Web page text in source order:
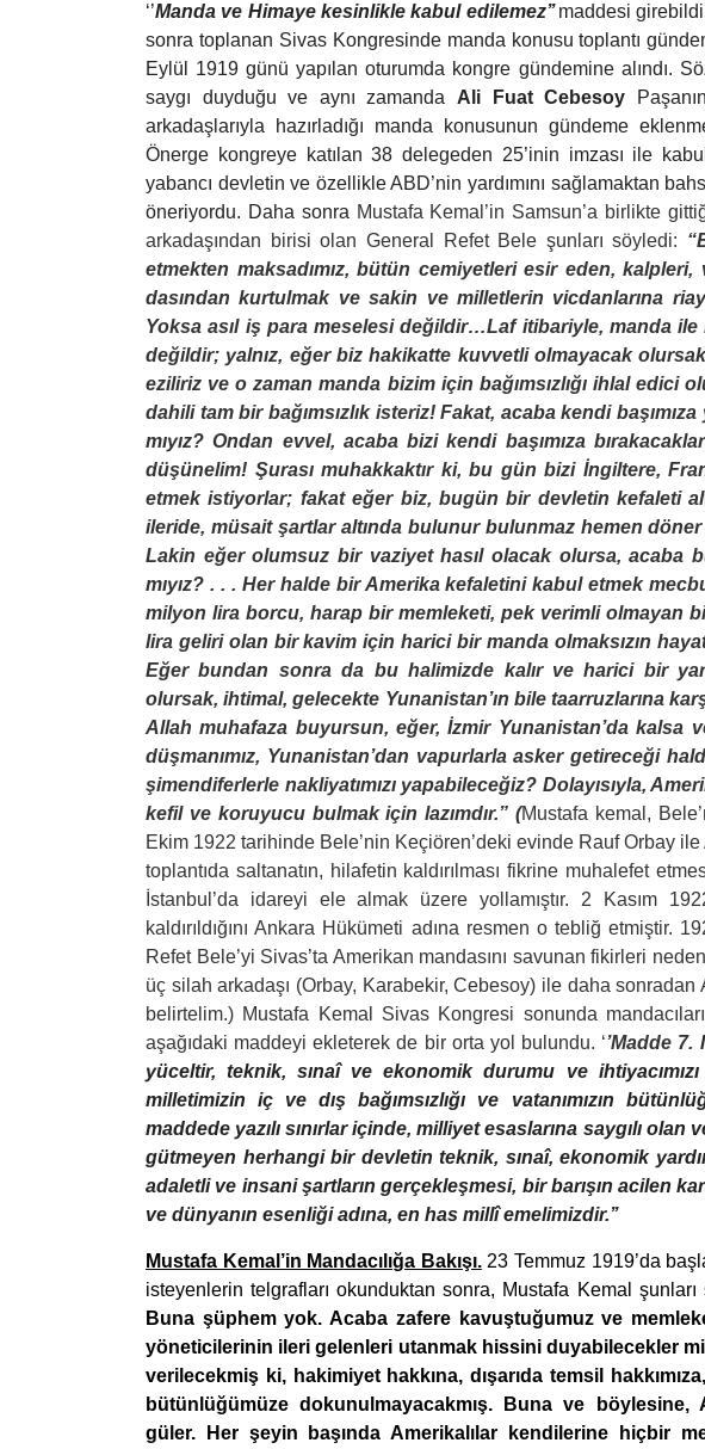
‘’Manda ve Himaye kesinlikle kabul edilemez’’maddesi
sonra toplanan Sivas Kongresinde manda konusu toplantı
Eylül 1919 günü yapılan oturumda kongre gündemine alındı.
saygı duyduğu ve aynı zamanda Ali Fuat Cebesoy
arkadaşlarıyla hazırladığı manda konusunun gündeme
Önerge kongreye katılan 38 delegeden 25’inin imzası ile
yabancı devletin ve özellikle ABD’nin yardımını sağlamaktan
öneriyordu. Daha sonra Mustafa Kemal’in Samsun’a birlikte
arkadaşından birisi olan General Refet Bele şunları söyledi:
etmekten maksa­dımız, bütün cemiyetleri esir eden,
dasından kurtulmak ve sakin ve milletlerin vicdanlarına
Yoksa asıl iş para meselesi değildir…Laf itibariyle, manda ile
değildir; yalnız, eğer biz hakikatte kuv­vetli olmayacak
eziliriz ve o zaman manda bizim için bağımsızlığı ihlal edici
dahili tam bir bağımsızlık isteriz! Fakat, acaba kendi
mıyız? Ondan evvel, acaba bizi kendi başımıza
düşünelim! Şurası muhakkaktır ki, bu­ gün bizi İngiltere,
etmek istiyorlar; fakat eğer biz, bugün bir devletin kefaleti
ileride, müsait şartlar altında bulunur bulunmaz hemen döner
Lakin eğer olumsuz bir vaziyet hasıl olacak olursa, acaba
mıyız? . . . Her halde bir Amerika kefaletini kabul etmek
milyon lira borcu, harap bir memleketi, pek verimli olmayan
lira geliri olan bir kavim için harici bir manda olmaksızın
Eğer bundan sonra da bu halimizde kalır ve harici bir
olursak, ihtimal, gelecekte Yunanistan’ın bile taarruzlarına
Allah muhafaza buyursun, eğer, İzmir Yunanistan’da kalsa
düşmanımız, Yunanistan’dan vapurlarla asker getireceği
şimendiferlerle nakliyatımızı yapabilece­ğiz? Dolayısıyla,
kefil ve koruyucu bulmak için lazımdır.” (Mustafa kemal,
Ekim 1922 tarihinde Bele’nin Keçiören’deki evinde Rauf Orbay
toplantıda saltanatın, hilafetin kaldırılması fikrine muhalefet
İstanbul’da idareyi ele almak üzere yollamıştır. 2 Kasım
kaldırıldığını Ankara Hükümeti adına resmen o tebliğ etmiştir.
Refet Bele’yi Sivas’ta Amerikan mandasını savunan fikirleri
üç silah arkadaşı (Orbay, Karabekir, Cebesoy) ile daha sonradan
belirtelim.) Mustafa Kemal Sivas Kongresi sonunda
aşağıdaki maddeyi ekleterek de bir orta yol bulundu. ‘’Madde 7.
yüceltir, teknik, sınaî ve ekonomik durumu ve
milletimizin iç ve dış bağımsızlığı ve vatanımızın
maddede yazılı sınırlar içinde, milliyet esaslarına saygılı olan
gütmeyen herhangi bir devletin teknik, sınaî, ekonomik
adaletli ve insani şartların gerçekleşmesi, bir barışın acilen
ve dünyanın esenliği adına, en has millî emelimizdir.’’
Mustafa Kemal’in Mandacılığa Bakışı.23 Temmuz 1919’da
isteyenlerin telgrafları okunduktan sonra, Mustafa Kemal şunları
Buna şüphem yok. Acaba zafere kavuştuğumuz ve
yöneticilerinin ileri gelenleri utanmak hissini duyabilecekler
verilecekmiş ki, hakimiyet hakkına, dışarıda temsil
bütünlüğümüze dokunulmayacakmış. Buna ve böylesine,
güler. Her şeyin başında Amerikalılar kendilerine hiçbir